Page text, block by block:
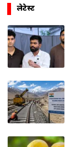
लेटेस्ट